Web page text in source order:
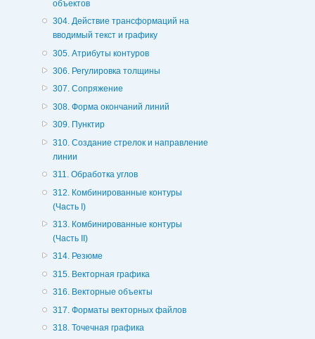
объектов
304. Действие трансформаций на
вводимый текст и графику
305. Атрибуты контуров
306. Регулировка толщины
307. Сопряжение
308. Форма окончаний линий
309. Пунктир
310. Создание стрелок и направление
линии
311. Обработка углов
312. Комбинированные контуры
(Часть I)
313. Комбинированные контуры
(Часть II)
314. Резюме
315. Векторная графика
316. Векторные объекты
317. Форматы векторных файлов
318. Точечная графика